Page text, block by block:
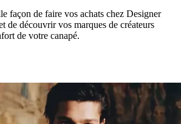
façon de faire vos achats chez Designer
de découvrir vos marques de créateurs
de votre canapé.